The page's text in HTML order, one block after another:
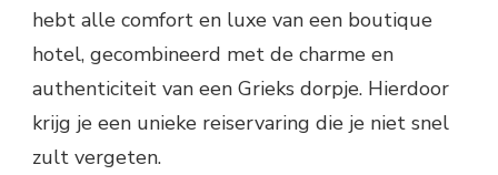
hebt alle comfort en luxe van een boutique
hotel, gecombineerd met de charme en
authenticiteit van een Grieks dorpje. Hierdoor
krijg je een unieke reiservaring die je niet snel
zult vergeten.